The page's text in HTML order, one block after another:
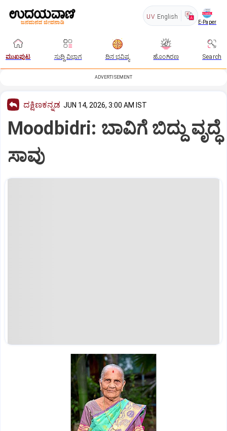
UV English
E-Paper
ಮುಖಪುಟ ಸುದ್ದಿ ವಿಭಾಗ ದಿನ ಭವಿಷ್ಯ ಹೊಂಗಿರಣ Search
ADVERTISEMENT
ದಕ್ಷಿಣಕನ್ನಡ JUN 14, 2026, 3:00 AM IST
Moodbidri: ಬಾವಿಗೆ ಬಿದ್ದು ವೃದ್ಧೆ
ಸಾವು